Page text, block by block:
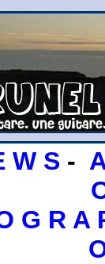
W S -
G R A